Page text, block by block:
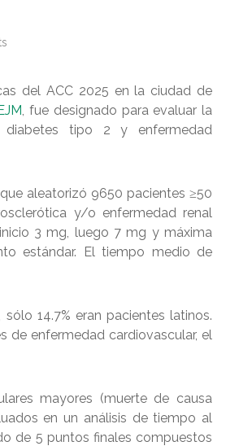
del ACC 2025 en la ciudad de
, fue designado para evaluar la
diabetes tipo 2 y enfermedad
aleatorizó 9650 pacientes ≥50
y/o enfermedad renal
3 mg, luego 7 mg y máxima
estándar. El tiempo medio de
14.7% eran pacientes latinos.
de enfermedad cardiovascular, el
mayores (muerte de causa
en un análisis de tiempo al
de 5 puntos finales compuestos